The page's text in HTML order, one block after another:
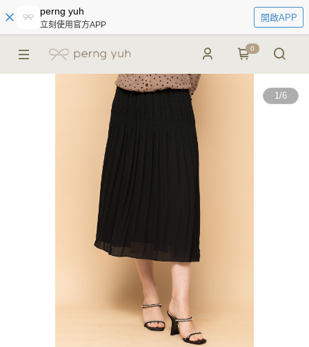
perng yuh
立刻使用官方APP
開啟APP
0
1/6